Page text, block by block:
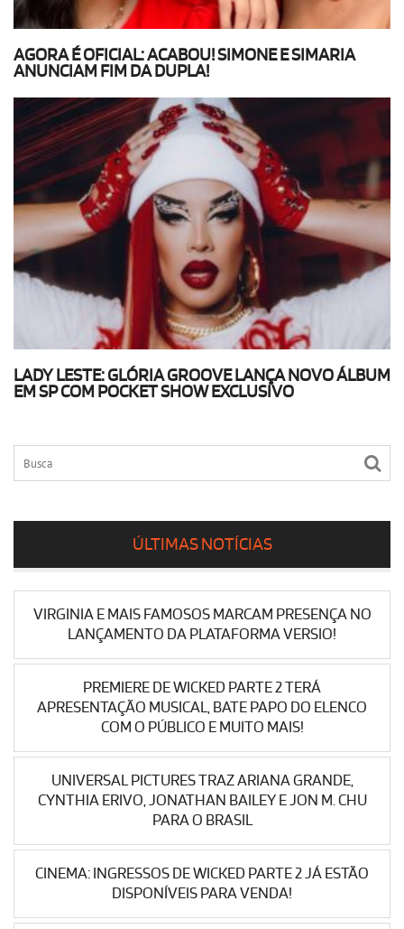
AGORA É OFICIAL: ACABOU! SIMONE E SIMARIA
ANUNCIAM FIM DA DUPLA!
LADY LESTE: GLÓRIA GROOVE LANÇA NOVO ÁLBUM
EM SP COM POCKET SHOW EXCLUSIVO
ÚLTIMAS NOTÍCIAS
VIRGINIA E MAIS FAMOSOS MARCAM PRESENÇA NO
LANÇAMENTO DA PLATAFORMA VERSIO!
PREMIERE DE WICKED PARTE 2 TERÁ
APRESENTAÇÃO MUSICAL, BATE PAPO DO ELENCO
COM O PÚBLICO E MUITO MAIS!
UNIVERSAL PICTURES TRAZ ARIANA GRANDE,
CYNTHIA ERIVO, JONATHAN BAILEY E JON M. CHU
PARA O BRASIL
CINEMA: INGRESSOS DE WICKED PARTE 2 JÁ ESTÃO
DISPONÍVEIS PARA VENDA!